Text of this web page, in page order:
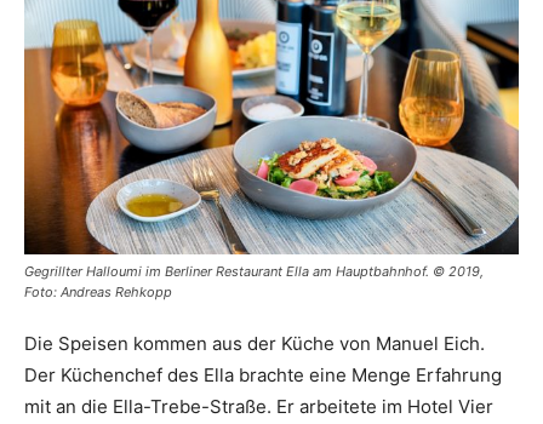
Gegrillter Halloumi im Berliner Restaurant Ella am Hauptbahnhof. © 2019,
Foto: Andreas Rehkopp
Die Speisen kommen aus der Küche von Manuel Eich.
Der Küchenchef des Ella brachte eine Menge Erfahrung
mit an die Ella-Trebe-Straße. Er arbeitete im Hotel Vier